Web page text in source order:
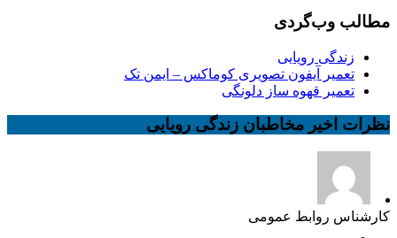
مطالب وب‌گردی
زندگی رویایی
تعمیر آیفون تصویری کوماکس – ایمن تک
تعمیر قهوه ساز دلونگی
نظرات اخیر مخاطبان زندگی رویایی
کارشناس روابط عمومی